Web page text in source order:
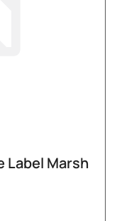
Label Marsh